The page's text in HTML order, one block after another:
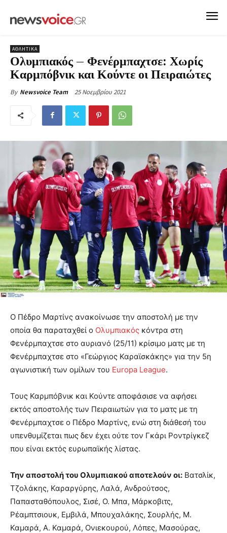
ΑΘΛΗΤΙΚΑ
Ολυμπιακός – Φενέρμπαχτσε: Χωρίς
Καρμπόβνικ και Κούντε οι Πειραιώτες
By Newsvoice Team 25 Νοεμβρίου 2021
Ο Πέδρο Μαρτίνς ανακοίνωσε την αποστολή με την
οποία θα παραταχθεί ο Ολυμπιακός κόντρα στη
Φενέρμπαχτσε στο αυριανό (25/11) κρίσιμο ματς με τη
Φενέρμπαχτσε στο «Γεώργιος Καραϊσκάκης» για την 5η
αγωνιστική των ομίλων του Europa League.
Τους Καρμπόβνικ και Κούντε αποφάσισε να αφήσει
εκτός αποστολής των Πειραιωτών για το ματς με τη
Φενέρμπαχτσε ο Πέδρο Μαρτίνς, ενώ στη διάθεσή του
υπενθυμίζεται πως δεν έχει ούτε τον Γκάρι Ροντρίγκεζ
που είναι εκτός ευρωπαϊκής λίστας.
Την αποστολή του Ολυμπιακού αποτελούν οι: Βατσλίκ,
Τζολάκης, Καραργύρης, Λαλά, Ανδρούτσος,
Παπασταθόπουλος, Σισέ, Ο. Μπα, Μάρκοβιτς,
Ρέαμπτσιουκ, Εμβιλά, Μπουχαλάκης, Σουρλής, Μ.
Καμαρά, Α. Καμαρά, Ονιεκουρού, Λόπες, Μασούρας,